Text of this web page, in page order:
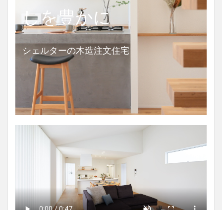
しを豊かに
シェルターの木造注文住宅